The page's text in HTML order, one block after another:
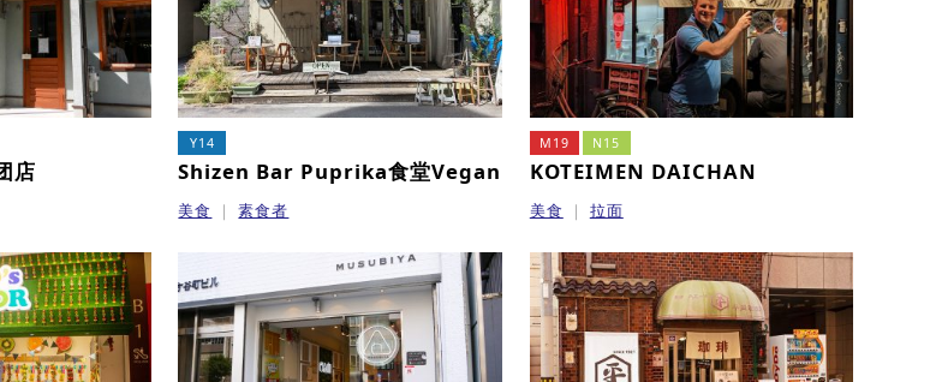
店
Y14
Shizen Bar Puprika食堂Vegan
美食 素食者
M19 N15
KOTEIMEN DAICHAN
美食 拉面